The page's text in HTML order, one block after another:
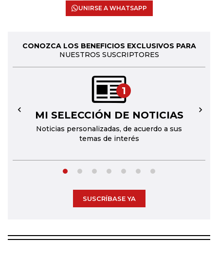
UNIRSE A WHATSAPP
CONOZCA LOS BENEFICIOS EXCLUSIVOS PARA
NUESTROS SUSCRIPTORES
1
MI SELECCIÓN DE NOTICIAS
Noticias personalizadas, de acuerdo a sus
temas de interés
← →
SUSCRÍBASE YA